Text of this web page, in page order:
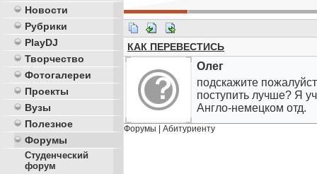
Новости
Рубрики
PlayDJ
Творчество
Фотогалереи
Проекты
Вузы
Полезное
Форумы
Студенческий
форум
КАК ПЕРЕВЕСТИСЬ
Олег
подскажите
поступить лучше? Я
Англо-немецком отд.
Форумы Абитуриенту